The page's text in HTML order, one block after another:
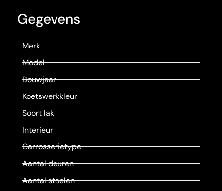
Gegevens
Merk
Model
Bouwjaar
Koetswerkkleur
Soort lak
Interieur
Carrosserietype
Aantal deuren
Aantal stoelen